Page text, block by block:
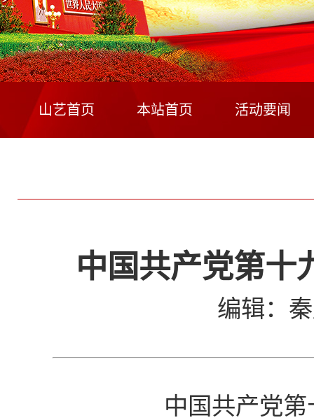
山艺首页 本站首页 活动要闻
中国共产党第十
编辑：
中国共产党